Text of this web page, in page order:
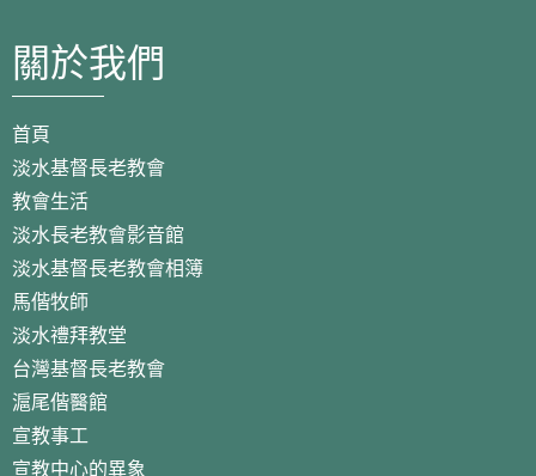
關於我們
首頁
淡水基督長老教會
教會生活
淡水長老教會影音館
淡水基督長老教會相簿
馬偕牧師
淡水禮拜教堂
台灣基督長老教會
滬尾偕醫館
宣教事工
宣教中心的異象